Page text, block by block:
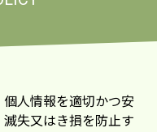
⼈情報を適切かつ安
失⼜はき損を防⽌す